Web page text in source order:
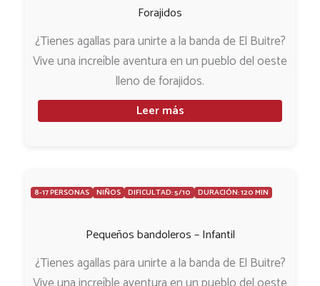
Forajidos
¿Tienes agallas para unirte a la banda de El Buitre?
Vive una increíble aventura en un pueblo del oeste
lleno de forajidos.
Leer más
8-17 PERSONAS NIÑOS DIFICULTAD: 5/10 DURACIÓN: 120 MIN
Pequeños bandoleros – Infantil
¿Tienes agallas para unirte a la banda de El Buitre?